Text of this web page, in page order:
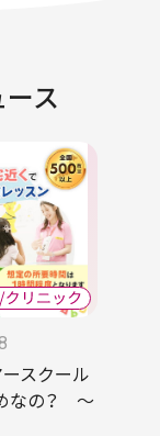
ス
スクール
なの？ 〜